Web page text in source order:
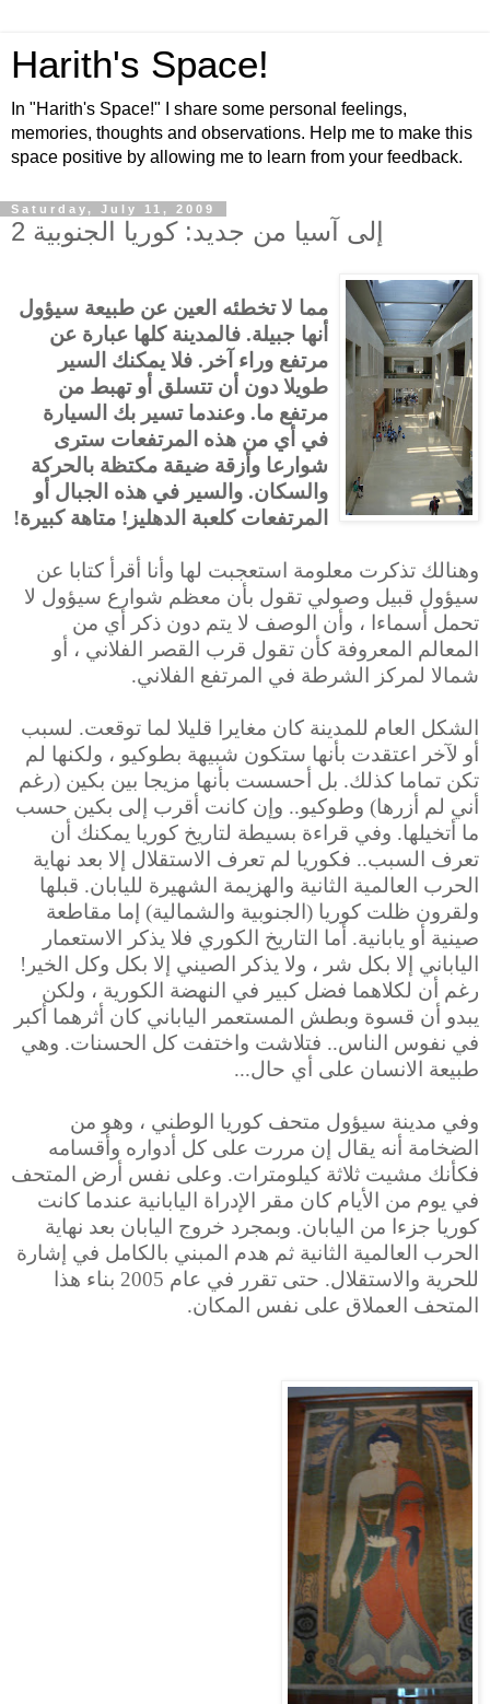
Harith's Space!
In "Harith's Space!" I share some personal feelings,
memories, thoughts and observations. Help me to make this
space positive by allowing me to learn from your feedback.
Saturday, July 11, 2009
إلى آسيا من جديد: كوريا الجنوبية 2
مما لا تخطئه العين عن طبيعة سيؤول
أنها جبيلة. فالمدينة كلها عبارة عن
مرتفع وراء آخر. فلا يمكنك السير
طويلا دون أن تتسلق أو تهبط من
مرتفع ما. وعندما تسير بك السيارة
في أي من هذه المرتفعات سترى
شوارعا وأزقة ضيقة مكتظة بالحركة
والسكان. والسير في هذه الجبال أو
المرتفعات كلعبة الدهليز! متاهة كبيرة!
وهنالك تذكرت معلومة استعجبت لها وأنا أقرأ كتابا عن
سيؤول قبيل وصولي تقول بأن معظم شوارع سيؤول لا
تحمل أسماءا ، وأن الوصف لا يتم دون ذكر أي من
المعالم المعروفة كأن تقول قرب القصر الفلاني ، أو
شمالا لمركز الشرطة في المرتفع الفلاني.
الشكل العام للمدينة كان مغايرا قليلا لما توقعت. لسبب
أو لآخر اعتقدت بأنها ستكون شبيهة بطوكيو ، ولكنها لم
تكن تماما كذلك. بل أحسست بأنها مزيجا بين بكين (رغم
أني لم أزرها) وطوكيو.. وإن كانت أقرب إلى بكين حسب
ما أتخيلها. وفي قراءة بسيطة لتاريخ كوريا يمكنك أن
تعرف السبب.. فكوريا لم تعرف الاستقلال إلا بعد نهاية
الحرب العالمية الثانية والهزيمة الشهيرة لليابان. قبلها
ولقرون ظلت كوريا (الجنوبية والشمالية) إما مقاطعة
صينية أو يابانية. أما التاريخ الكوري فلا يذكر الاستعمار
الياباني إلا بكل شر ، ولا يذكر الصيني إلا بكل وكل الخير!
رغم أن لكلاهما فضل كبير في النهضة الكورية ، ولكن
يبدو أن قسوة وبطش المستعمر الياباني كان أثرهما أكبر
في نفوس الناس.. فتلاشت واختفت كل الحسنات. وهي
طبيعة الانسان على أي حال...
وفي مدينة سيؤول متحف كوريا الوطني ، وهو من
الضخامة أنه يقال إن مررت على كل أدواره وأقسامه
فكأنك مشيت ثلاثة كيلومترات. وعلى نفس أرض المتحف
في يوم من الأيام كان مقر الإدراة اليابانية عندما كانت
كوريا جزءا من اليابان. وبمجرد خروج اليابان بعد نهاية
الحرب العالمية الثانية ثم هدم المبني بالكامل في إشارة
للحرية والاستقلال. حتى تقرر في عام 2005 بناء هذا
المتحف العملاق على نفس المكان.